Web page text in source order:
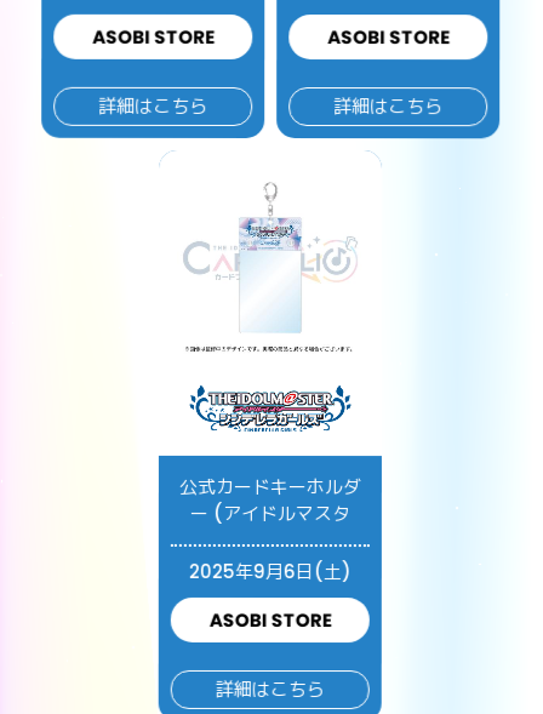
ASOBI STORE
詳細はこちら
ASOBI STORE
詳細はこちら
公式カードキーホルダ
ー (アイドルマスタ
2025年9月6日(土)
ASOBI STORE
詳細はこちら